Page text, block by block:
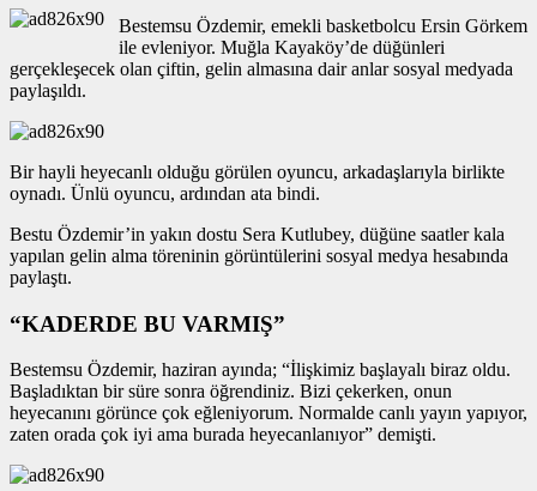
Bestemsu Özdemir, emekli basketbolcu Ersin Görkem
ile evleniyor. Muğla Kayaköy’de düğünleri
gerçekleşecek olan çiftin, gelin almasına dair anlar sosyal medyada
paylaşıldı.
Bir hayli heyecanlı olduğu görülen oyuncu, arkadaşlarıyla birlikte
oynadı. Ünlü oyuncu, ardından ata bindi.
Bestu Özdemir’in yakın dostu Sera Kutlubey, düğüne saatler kala
yapılan gelin alma töreninin görüntülerini sosyal medya hesabında
paylaştı.
“KADERDE BU VARMIŞ”
Bestemsu Özdemir, haziran ayında; “İlişkimiz başlayalı biraz oldu.
Başladıktan bir süre sonra öğrendiniz. Bizi çekerken, onun
heyecanını görünce çok eğleniyorum. Normalde canlı yayın yapıyor,
zaten orada çok iyi ama burada heyecanlanıyor” demişti.